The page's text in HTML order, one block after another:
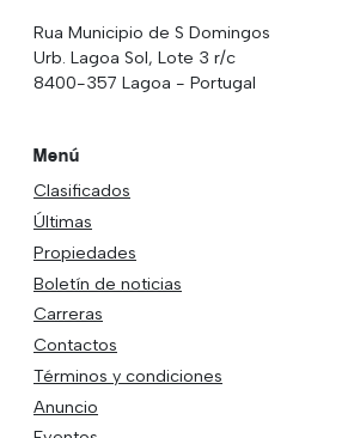
Rua Municipio de S Domingos
Urb. Lagoa Sol, Lote 3 r/c
8400-357 Lagoa - Portugal
Menú
Clasificados
Últimas
Propiedades
Boletín de noticias
Carreras
Contactos
Términos y condiciones
Anuncio